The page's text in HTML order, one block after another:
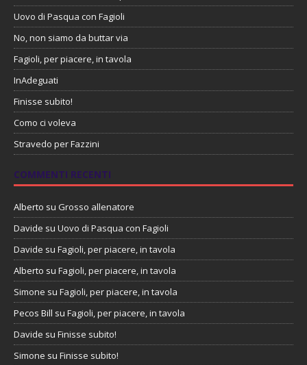
Uovo di Pasqua con Fagioli
No, non siamo da buttar via
Fagioli, per piacere, in tavola
InAdeguati
Finisse subito!
Como ci voleva
Stravedo per Fazzini
COMMENTI RECENTI
Alberto su Grosso allenatore
Davide su Uovo di Pasqua con Fagioli
Davide su Fagioli, per piacere, in tavola
Alberto su Fagioli, per piacere, in tavola
Simone su Fagioli, per piacere, in tavola
Pecos Bill su Fagioli, per piacere, in tavola
Davide su Finisse subito!
Simone su Finisse subito!